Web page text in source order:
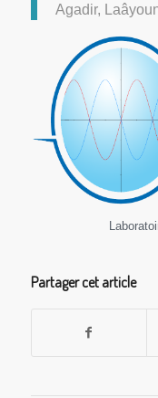
Agadir,
Partager cet article